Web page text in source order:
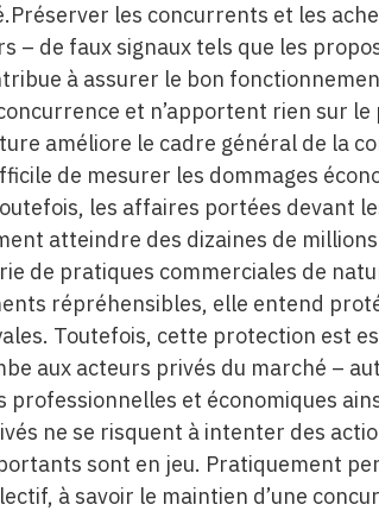
les concurrents et les
– de faux signaux tels que les
à assurer le bon
et n’apportent rien sur
améliore le cadre général de la
de mesurer les dommages
les affaires portées devant
atteindre des dizaines de
de pratiques commerciales de
répréhensibles, elle entend
Toutefois, cette protection est
aux acteurs privés du marché –
et économiques
ne se risquent à intenter des
sont en jeu. Pratiquement
à savoir le maintien d’une